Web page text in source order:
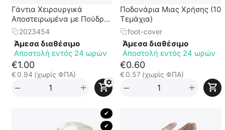
Γάντια Χειρουργικά
Αποστειρωμένα με Πούδρα
(1 Ζεύγος)
2023454
Άμεσα διαθέσιμο
Αποστολή εντός 24 ωρών
€1.00
€ 0.94 (χωρίς ΦΠΑ)
+
−
Ποδονάρια Μιας Χρήσης (10
Τεμάχια)
foot-cover
Άμεσα διαθέσιμο
Αποστολή εντός 24 ωρών
€0.60
€0.57 (χωρίς ΦΠΑ)
+
−
✔
✔